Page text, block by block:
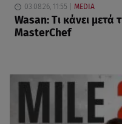
03.08.26, 11:55 MEDIA
Wasan: Tι κάνει μετά
MasterChef